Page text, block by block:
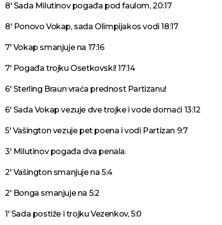
8' Sada Milutinov pogađa pod faulom, 20:17
8' Ponovo Vokap, sada Olimpijakos vodi 18:17
7' Vokap smanjuje na 17:16
7' Pogađa trojku Osetkovski! 17:14
6' Sterling Braun vraća prednost Partizanu!
6' Sada Vokap vezuje dve trojke i vode domaći 13:12
5' Vašington vezuje pet poena i vodi Partizan 9:7
3' Milutinov pogađa dva penala.
2' Vašington smanjuje na 5:4
2' Bonga smanjuje na 5:2
1' Sada postiže i trojku Vezenkov, 5:0